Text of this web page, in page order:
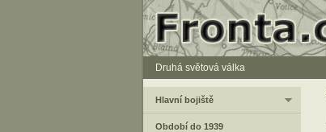
Druhá světová válka
Hlavní bojiště
Období do 1939